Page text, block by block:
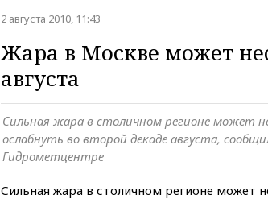
2 августа 2010, 11:43
Жара в Москве может
августа
Сильная жара в столичном регионе может
ослабнуть во второй декаде августа,
Гидрометцентре
Сильная жара в столичном регионе может